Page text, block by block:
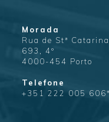
Morada
Rua de Stª Catarina,
693, 4º
4000-454 Porto
Telefone
+351 222 005 606*